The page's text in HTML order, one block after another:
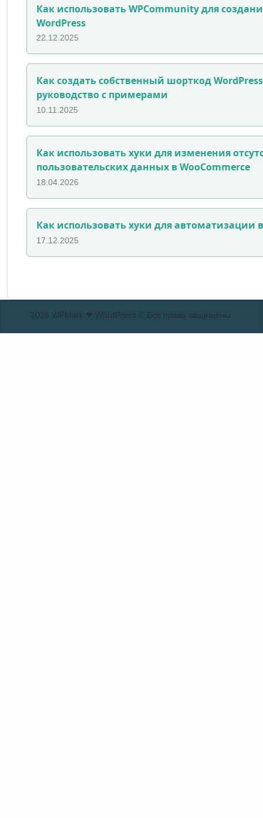
Как использовать WPCommunity для
WordPress
22.12.2025
Как создать собственный шорткод
руководство с примерами
10.11.2025
Как использовать хуки для изменения
пользовательских данных в WooCommerce
18.04.2026
Как использовать хуки для автоматизации
17.12.2025
2026 WPMark ❤ WordPress © Все права защищены.